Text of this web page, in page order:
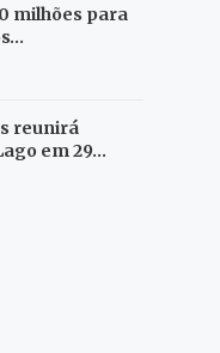
milhões para
reunirá
em 29…